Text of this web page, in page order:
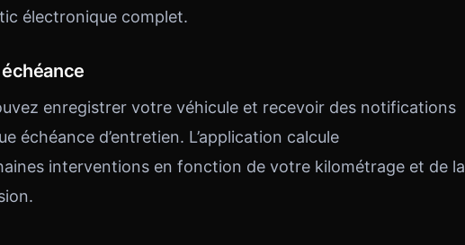
électronique complet.
enregistrer votre véhicule et recevoir des notifications
échéance d’entretien. L’application calcule
interventions en fonction de votre kilométrage et de la